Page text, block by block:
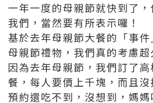
一年一度的母親節就快到了
我們，當然要有所表示囉！
基於去年母親節大餐的「事
母親節禮物，我們真的考慮超
因為去年母親節，我們訂了
餐，每人要價上千塊，而且沒
預約還吃不到，沒想到，媽